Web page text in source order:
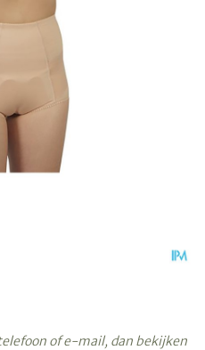
of e-mail, dan bekijken